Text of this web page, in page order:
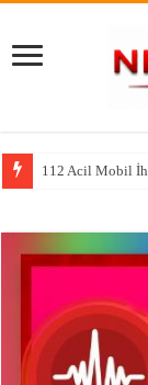
112 Acil Mobil